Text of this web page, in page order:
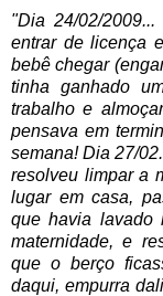
"Dia 24/02/
entrar de licença
bebê chegar
tinha ganhado
trabalho e
pensava em
semana! Dia 27/
resolveu limpar a
lugar em casa,
que havia lavado
maternidade, e
que o berço
daqui, empurra